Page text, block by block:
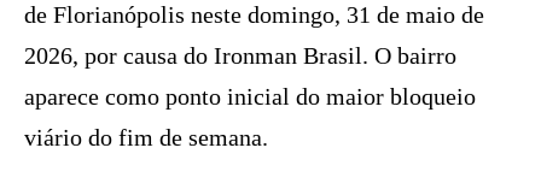
de Florianópolis neste domingo, 31 de maio de
2026, por causa do Ironman Brasil. O bairro
aparece como ponto inicial do maior bloqueio
viário do fim de semana.